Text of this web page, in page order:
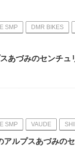
SMP DMR BIKES
あづみのセンチュ
SMP VAUDE
ルプスあづみの